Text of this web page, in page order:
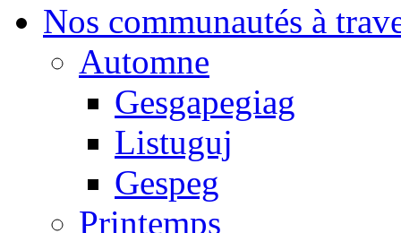
Nos communautés à
Automne
Gesgapegiag
Listuguj
Gespeg
Printemps